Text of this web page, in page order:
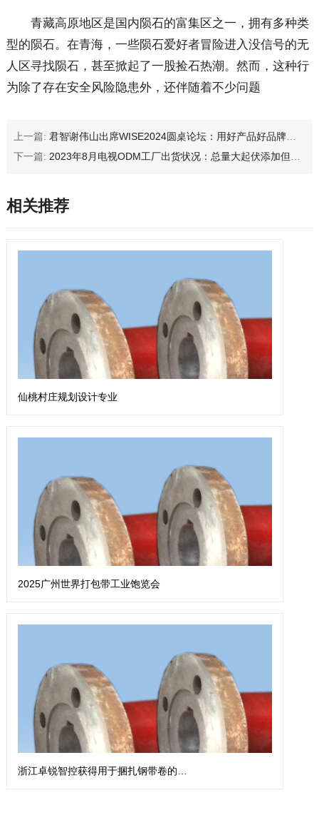
青藏高原地区是国内陨石的富集区之一，拥有多种类
型的陨石。在青海，一些陨石爱好者冒险进入没信号的无
人区寻找陨石，甚至掀起了一股捡石热潮。然而，这种行
为除了存在安全风险隐患外，还伴随着不少问题
上一篇: 君智谢伟山出席WISE2024圆桌论坛：用好产品好品牌创造长期价值
下一篇: 2023年8月电视ODM工厂出货状况：总量大起伏添加但富士康并不好过
相关推荐
仙桃村庄规划设计专业
2025广州世界打包带工业饱览会